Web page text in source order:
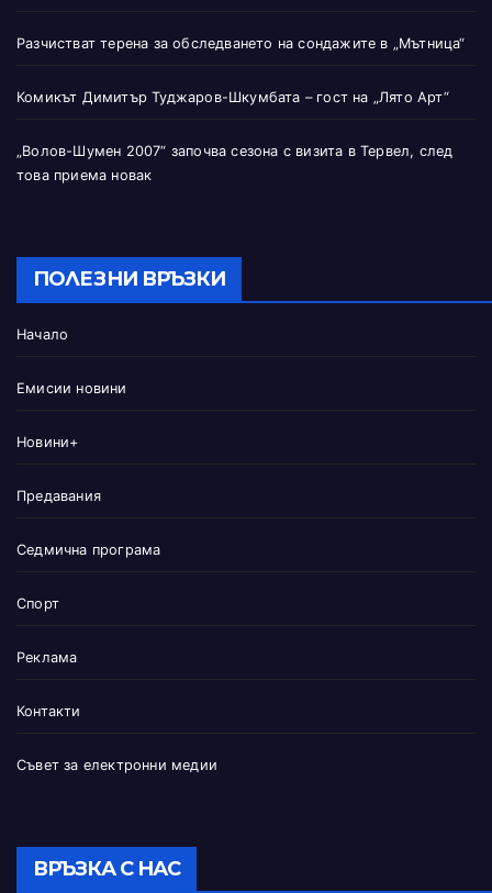
Разчистват терена за обследването на сондажите в „Мътница“
Комикът Димитър Туджаров-Шкумбата – гост на „Лято Арт“
„Волов-Шумен 2007“ започва сезона с визита в Тервел, след
това приема новак
ПОЛЕЗНИ ВРЪЗКИ
Начало
Емисии новини
Новини+
Предавания
Седмична програма
Спорт
Реклама
Контакти
Съвет за електронни медии
ВРЪЗКА С НАС